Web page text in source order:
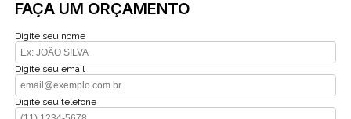
FAÇA UM ORÇAMENTO
Digite seu nome
Digite seu email
Digite seu telefone